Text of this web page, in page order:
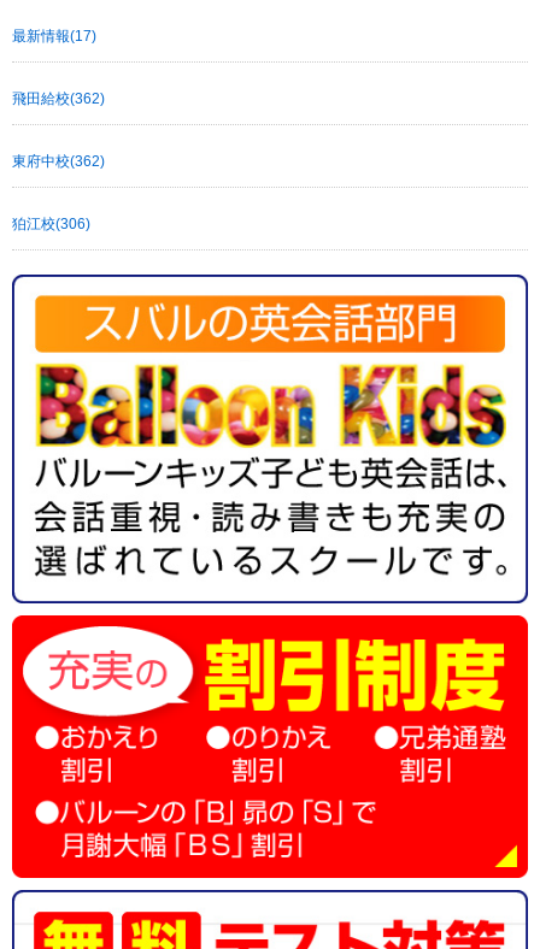
最新情報(17)
飛田給校(362)
東府中校(362)
狛江校(306)